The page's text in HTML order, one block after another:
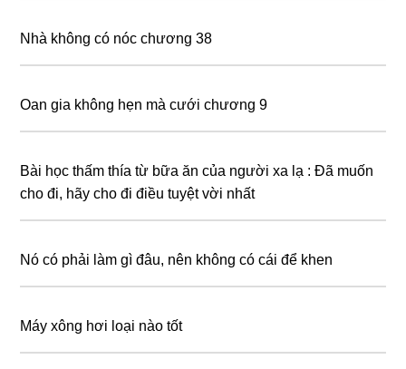
Nhà không có nóc chương 38
Oan gia không hẹn mà cưới chương 9
Bài học thấm thía từ bữa ăn của người xa lạ : Đã muốn
cho đi, hãy cho đi điều tuyệt vời nhất
Nó có phải làm gì đâu, nên không có cái để khen
Máy xông hơi loại nào tốt